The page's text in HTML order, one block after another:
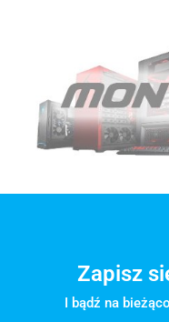
Zapisz
I bądź na